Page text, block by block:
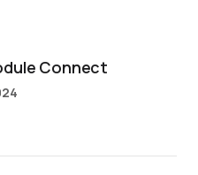
Connect